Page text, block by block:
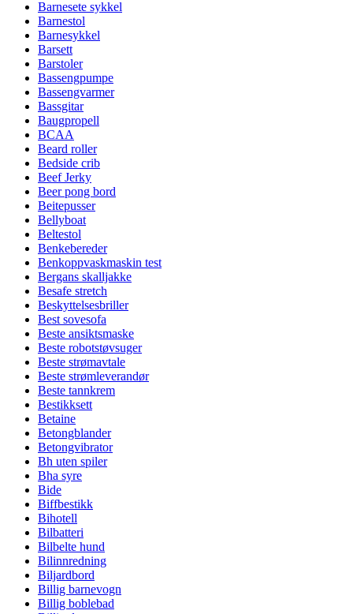
Barnesete sykkel
Barnestol
Barnesykkel
Barsett
Barstoler
Bassengpumpe
Bassengvarmer
Bassgitar
Baugpropell
BCAA
Beard roller
Bedside crib
Beef Jerky
Beer pong bord
Beitepusser
Bellyboat
Beltestol
Benkebereder
Benkoppvaskmaskin test
Bergans skalljakke
Besafe stretch
Beskyttelsesbriller
Best sovesofa
Beste ansiktsmaske
Beste robotstøvsuger
Beste strømavtale
Beste strømleverandør
Beste tannkrem
Bestikksett
Betaine
Betongblander
Betongvibrator
Bh uten spiler
Bha syre
Bide
Biffbestikk
Bihotell
Bilbatteri
Bilbelte hund
Bilinnredning
Biljardbord
Billig barnevogn
Billig boblebad